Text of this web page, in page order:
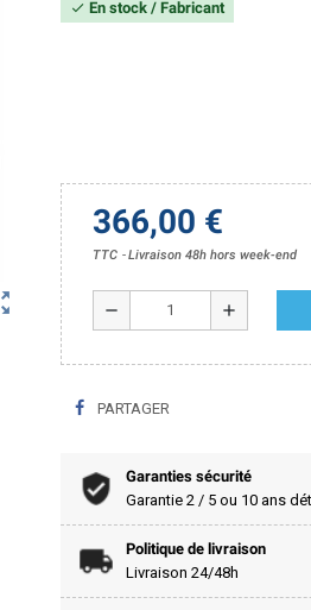
check En stock / Fabricant
366,00 €
TTC Livraison 48h hors week-end
remove add
PARTAGER
Garanties sécurité
Garantie 2 / 5 ou 10 ans
Politique de livraison
Livraison 24/48h